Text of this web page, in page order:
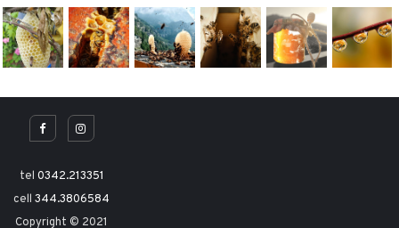
tel 0342.213351
cell 344.3806584
Copyright © 2021